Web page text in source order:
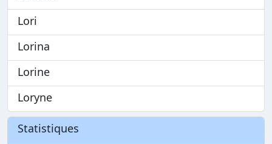
Lori
Lorina
Lorine
Loryne
Statistiques